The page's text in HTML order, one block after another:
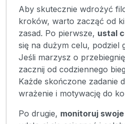
Aby skutecznie wdrożyć
kroków, warto zacząć od
zasad. Po pierwsze, ustal
się na dużym celu, podziel
Jeśli marzysz o
zacznij od codziennego
Każde skończone zadanie
wrażenie i motywację do
Po drugie, monitoruj